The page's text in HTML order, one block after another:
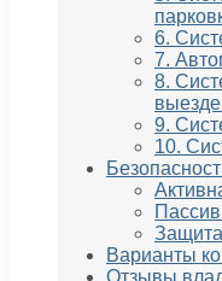
6.
7.
8.
9.
10.
Защита
Варианты